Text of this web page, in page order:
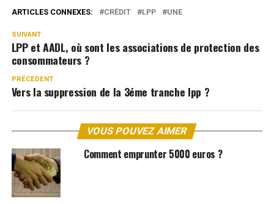
ARTICLES CONNEXES: CRÉDIT LPP UNE
SUIVANT
LPP et AADL, où sont les associations de protection des
consommateurs ?
PRÉCEDENT
Vers la suppression de la 3éme tranche lpp ?
VOUS POUVEZ AIMER
Comment emprunter 5000 euros ?